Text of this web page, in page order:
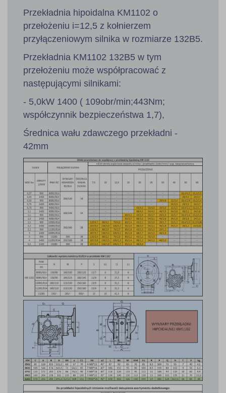
Przekładnia hipoidalna KM1102 o
przełożeniu i=12,5 z kołnierzem
przyłączeniowym silnika w rozmiarze 132B5.
Przekładnia KM1102 132B5 w tym
przełożeniu może współpracować z
następującymi silnikami:
- 5,0kW 1400 ( 109obr/min;443Nm;
współczynnik bezpieczeństwa 1,7),
Średnica wału zdawczego przekładni -
42mm